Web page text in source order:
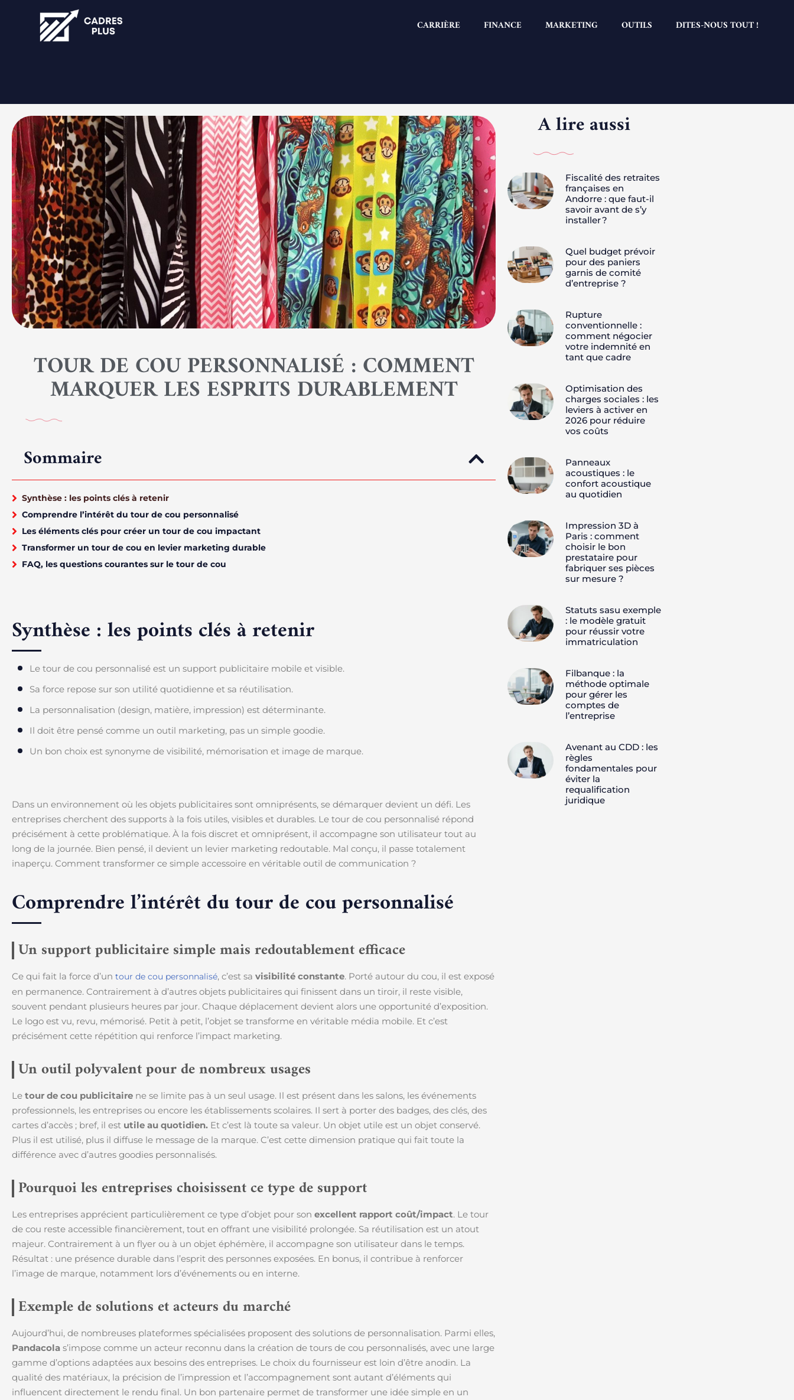
CARRIÈRE FINANCE MARKETING OUTILS DITES-NOUS TOUT !
TOUR DE COU PERSONNALISÉ : COMMENT
MARQUER LES ESPRITS DURABLEMENT
Sommaire
Synthèse : les points clés à retenir
Comprendre l’intérêt du tour de cou personnalisé
Les éléments clés pour créer un tour de cou impactant
Transformer un tour de cou en levier marketing durable
FAQ, les questions courantes sur le tour de cou
Synthèse : les points clés à retenir
Le tour de cou personnalisé est un support publicitaire mobile et visible.
Sa force repose sur son utilité quotidienne et sa réutilisation.
La personnalisation (design, matière, impression) est déterminante.
Il doit être pensé comme un outil marketing, pas un simple goodie.
Un bon choix est synonyme de visibilité, mémorisation et image de marque.
Dans un environnement où les objets publicitaires sont omniprésents, se démarquer devient un défi. Les
entreprises cherchent des supports à la fois utiles, visibles et durables. Le tour de cou personnalisé répond
précisément à cette problématique. À la fois discret et omniprésent, il accompagne son utilisateur tout au
long de la journée. Bien pensé, il devient un levier marketing redoutable. Mal conçu, il passe totalement
inaperçu. Comment transformer ce simple accessoire en véritable outil de communication ?
Comprendre l’intérêt du tour de cou personnalisé
Un support publicitaire simple mais redoutablement efficace
Ce qui fait la force d’un tour de cou personnalisé, c’est sa visibilité constante. Porté autour du cou, il est exposé
en permanence. Contrairement à d’autres objets publicitaires qui finissent dans un tiroir, il reste visible,
souvent pendant plusieurs heures par jour. Chaque déplacement devient alors une opportunité d’exposition.
Le logo est vu, revu, mémorisé. Petit à petit, l’objet se transforme en véritable média mobile. Et c’est
précisément cette répétition qui renforce l’impact marketing.
Un outil polyvalent pour de nombreux usages
Le tour de cou publicitaire ne se limite pas à un seul usage. Il est présent dans les salons, les événements
professionnels, les entreprises ou encore les établissements scolaires. Il sert à porter des badges, des clés, des
cartes d’accès ; bref, il est utile au quotidien. Et c’est là toute sa valeur. Un objet utile est un objet conservé.
Plus il est utilisé, plus il diffuse le message de la marque. C’est cette dimension pratique qui fait toute la
différence avec d’autres goodies personnalisés.
Pourquoi les entreprises choisissent ce type de support
Les entreprises apprécient particulièrement ce type d’objet pour son excellent rapport coût/impact. Le tour
de cou reste accessible financièrement, tout en offrant une visibilité prolongée. Sa réutilisation est un atout
majeur. Contrairement à un flyer ou à un objet éphémère, il accompagne son utilisateur dans le temps.
Résultat : une présence durable dans l’esprit des personnes exposées. En bonus, il contribue à renforcer
l’image de marque, notamment lors d’événements ou en interne.
Exemple de solutions et acteurs du marché
Aujourd’hui, de nombreuses plateformes spécialisées proposent des solutions de personnalisation. Parmi elles,
Pandacola s’impose comme un acteur reconnu dans la création de tours de cou personnalisés, avec une large
gamme d’options adaptées aux besoins des entreprises. Le choix du fournisseur est loin d’être anodin. La
qualité des matériaux, la précision de l’impression et l’accompagnement sont autant d’éléments qui
influencent directement le rendu final. Un bon partenaire permet de transformer une idée simple en un
A lire aussi
Fiscalité des retraites
françaises en
Andorre : que faut-il
savoir avant de s’y
installer ?
Quel budget prévoir
pour des paniers
garnis de comité
d’entreprise ?
Rupture
conventionnelle :
comment négocier
votre indemnité en
tant que cadre
Optimisation des
charges sociales : les
leviers à activer en
2026 pour réduire
vos coûts
Panneaux
acoustiques : le
confort acoustique
au quotidien
Impression 3D à
Paris : comment
choisir le bon
prestataire pour
fabriquer ses pièces
sur mesure ?
Statuts sasu exemple
: le modèle gratuit
pour réussir votre
immatriculation
Filbanque : la
méthode optimale
pour gérer les
comptes de
l’entreprise
Avenant au CDD : les
règles
fondamentales pour
éviter la
requalification
juridique